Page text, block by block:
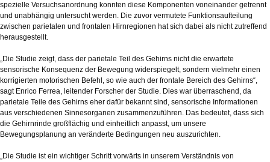
spezielle Versuchsanordnung konnten diese Komponenten voneinander getrennt
und unabhängig untersucht werden. Die zuvor vermutete Funktionsaufteilung
zwischen parietalen und frontalen Hirnregionen hat sich dabei als nicht zutreffend
herausgestellt.
„Die Studie zeigt, dass der parietale Teil des Gehirns nicht die erwartete
sensorische Konsequenz der Bewegung widerspiegelt, sondern vielmehr einen
korrigierten motorischen Befehl, so wie auch der frontale Bereich des Gehirns“,
sagt Enrico Ferrea, leitender Forscher der Studie. Dies war überraschend, da
parietale Teile des Gehirns eher dafür bekannt sind, sensorische Informationen
aus verschiedenen Sinnesorganen zusammenzuführen. Das bedeutet, dass sich
die Gehirnrinde großflächig und einheitlich anpasst, um unsere
Bewegungsplanung an veränderte Bedingungen neu auszurichten.
„Die Studie ist ein wichtiger Schritt vorwärts in unserem Verständnis von